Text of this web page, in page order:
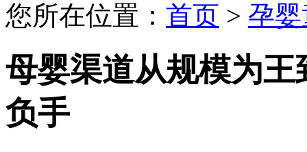
您所在位置： 首页 > 孕
母婴渠道从规模为
负手